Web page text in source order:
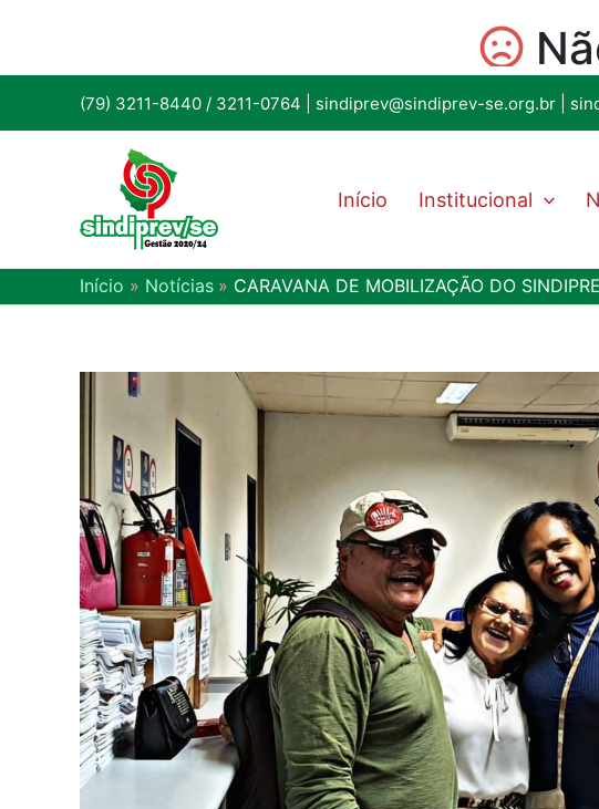
(79) 3211-8440 / 3211-0764 sindiprev@sindiprev-se.org.br
Início Institucional
Início Notícias CARAVANA DE MOBILIZAÇÃO DO